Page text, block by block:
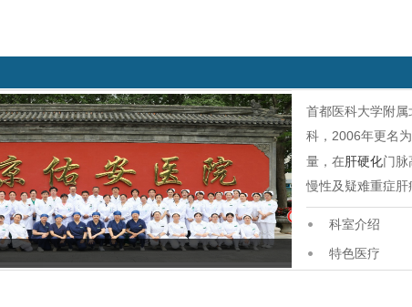
首都医科大学附
科，2006年更名为
量，在肝硬化门脉
慢性及疑难重症
科室介绍
特色医疗